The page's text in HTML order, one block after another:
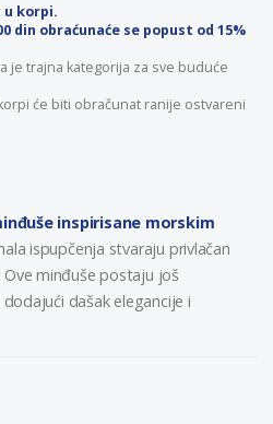
u korpi.
din obraćunaće se popust od 15%
je trajna kategorija za sve buduće
će biti obračunat ranije ostvareni
inspirisane morskim
ispupčenja stvaraju privlačan
minđuše postaju još
dašak elegancije i